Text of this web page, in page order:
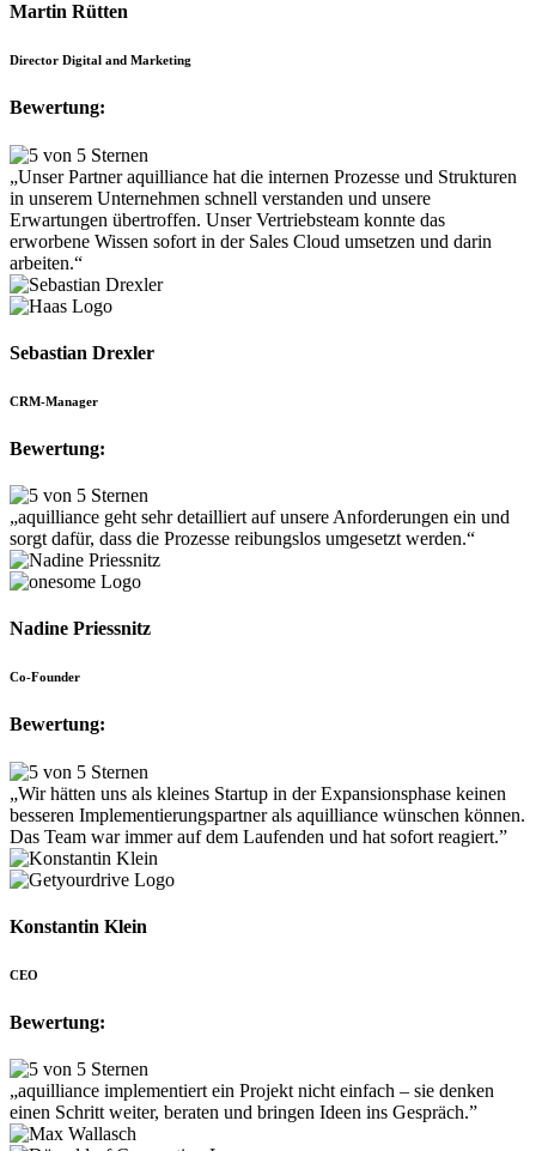
Martin Rütten
Director Digital and Marketing
Bewertung:
„Unser Partner aquilliance hat die internen Prozesse und Strukturen
in unserem Unternehmen schnell verstanden und unsere
Erwartungen übertroffen. Unser Vertriebsteam konnte das
erworbene Wissen sofort in der Sales Cloud umsetzen und darin
arbeiten.“​
Sebastian Drexler
CRM-Manager
Bewertung:
„aquilliance geht sehr detailliert auf unsere Anforderungen ein und
sorgt dafür, dass die Prozesse reibungslos umgesetzt werden.“
Nadine Priessnitz
Co-Founder
Bewertung:
„Wir hätten uns als kleines Startup in der Expansionsphase keinen
besseren Implementierungspartner als aquilliance wünschen können.
Das Team war immer auf dem Laufenden und hat sofort reagiert.”
Konstantin Klein
CEO
Bewertung:
„aquilliance implementiert ein Projekt nicht einfach – sie denken
einen Schritt weiter, beraten und bringen Ideen ins Gespräch.”